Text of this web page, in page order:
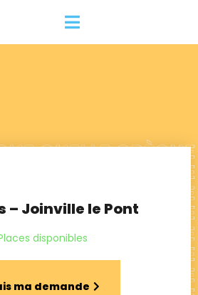
– Joinville le Pont
disponibles
ma demande